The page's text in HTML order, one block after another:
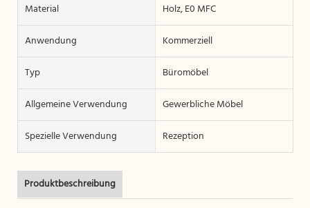
Material
Holz, E0 MFC
Anwendung
Kommerziell
Typ
Büromöbel
Allgemeine Verwendung
Gewerbliche Möbel
Spezielle Verwendung
Rezeption
Produktbeschreibung